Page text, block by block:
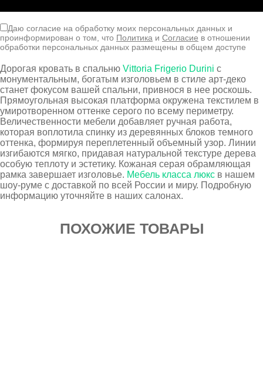
Даю согласие на обработку моих персональных данных и
проинформирован о том, что Политика и Согласие в отношении
обработки персональных данных размещены в общем доступе
Дорогая кровать в спальню Vittoria Frigerio Durini с
монументальным, богатым изголовьем в стиле арт-деко
станет фокусом вашей спальни, привнося в нее роскошь.
Прямоугольная высокая платформа окружена текстилем в
умиротворенном оттенке серого по всему периметру.
Величественности мебели добавляет ручная работа,
которая воплотила спинку из деревянных блоков темного
оттенка, формируя переплетенный объемный узор. Линии
изгибаются мягко, придавая натуральной текстуре дерева
особую теплоту и эстетику. Кожаная серая обрамляющая
рамка завершает изголовье. Мебель класса люкс в нашем
шоу-руме с доставкой по всей России и миру. Подробную
информацию уточняйте в наших салонах.
ПОХОЖИЕ ТОВАРЫ